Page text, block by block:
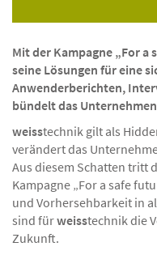
Mit der Kampagne „For a
seine Lösungen für eine
Anwenderberichten,
bündelt das
weisstechnik gilt als
verändert das
Aus diesem Schatten tritt
Kampagne „For a safe
und Vorhersehbarkeit in
sind fürweisstechnik die
Zukunft.